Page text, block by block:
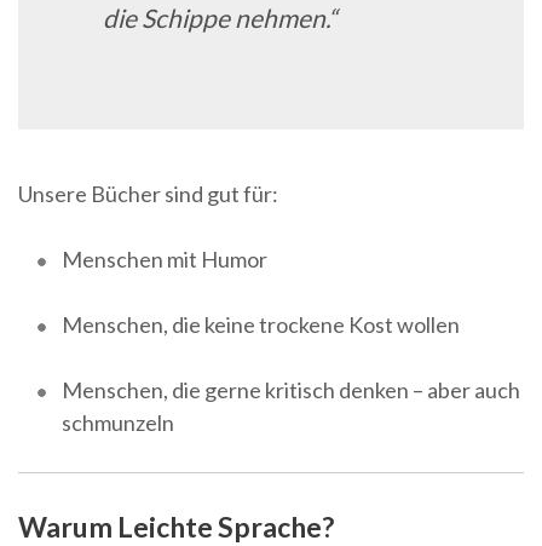
die Schippe nehmen.“
Unsere Bücher sind gut für:
Menschen mit Humor
Menschen, die keine trockene Kost wollen
Menschen, die gerne kritisch denken – aber auch
schmunzeln
Warum Leichte Sprache?